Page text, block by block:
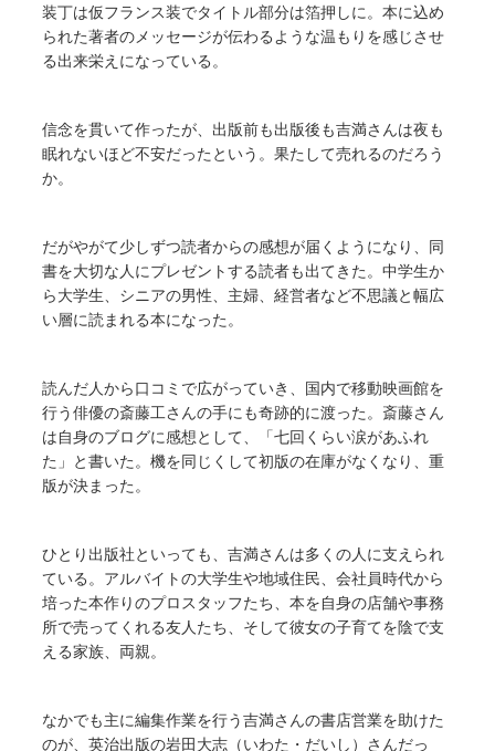
装丁は仮フランス装でタイトル部分は箔押しに。本に込め
られた著者のメッセージが伝わるような温もりを感じさせ
る出来栄えになっている。
信念を貫いて作ったが、出版前も出版後も吉満さんは夜も
眠れないほど不安だったという。果たして売れるのだろう
か。
だがやがて少しずつ読者からの感想が届くようになり、同
書を大切な人にプレゼントする読者も出てきた。中学生か
ら大学生、シニアの男性、主婦、経営者など不思議と幅広
い層に読まれる本になった。
読んだ人から口コミで広がっていき、国内で移動映画館を
行う俳優の斎藤工さんの手にも奇跡的に渡った。斎藤さん
は自身のブログに感想として、「七回くらい涙があふれ
た」と書いた。機を同じくして初版の在庫がなくなり、重
版が決まった。
ひとり出版社といっても、吉満さんは多くの人に支えられ
ている。アルバイトの大学生や地域住民、会社員時代から
培った本作りのプロスタッフたち、本を自身の店舗や事務
所で売ってくれる友人たち、そして彼女の子育てを陰で支
える家族、両親。
なかでも主に編集作業を行う吉満さんの書店営業を助けた
のが、英治出版の岩田大志（いわた・だいし）さんだっ